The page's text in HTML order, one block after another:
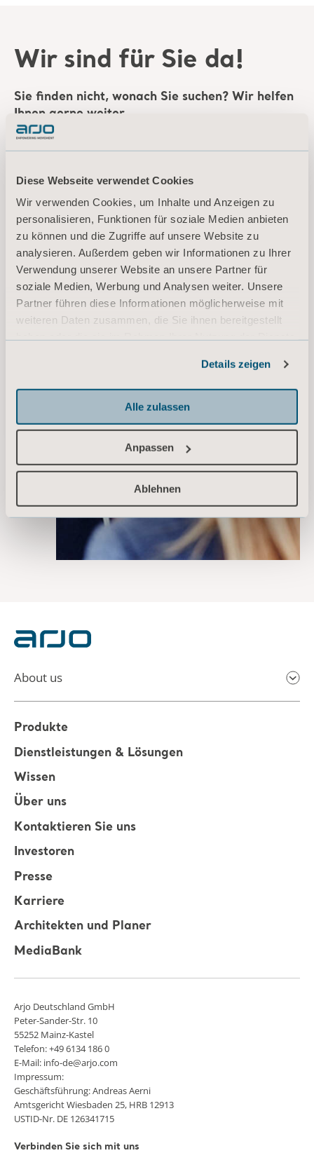
Diese Webseite verwendet Cookies
Wir verwenden Cookies, um Inhalte und Anzeigen zu
personalisieren, Funktionen für soziale Medien anbieten
zu können und die Zugriffe auf unsere Website zu
analysieren. Außerdem geben wir Informationen zu Ihrer
Verwendung unserer Website an unsere Partner für
soziale Medien, Werbung und Analysen weiter. Unsere
Partner führen diese Informationen möglicherweise mit
weiteren Daten zusammen, die Sie ihnen bereitgestellt
Details zeigen
Alle zulassen
Anpassen
Ablehnen
Wir sind für Sie da!
Sie finden nicht, wonach Sie suchen? Wir helfen
Ihnen gerne weiter.
Angebot einholen
Kontaktieren Sie
einem Arjo-
Experten in
Verbindung
About us
Produkte
Dienstleistungen & Lösungen
Wissen
Über uns
Kontaktieren Sie uns
Investoren
Presse
Karriere
Architekten und Planer
MediaBank
Arjo Deutschland GmbH
Peter-Sander-Str. 10
55252 Mainz-Kastel
Telefon: +49 6134 186 0
E-Mail: info-de@arjo.com
Impressum:
Geschäftsführung: Andreas Aerni
Amtsgericht Wiesbaden 25, HRB 12913
USTID-Nr. DE 126341715
Verbinden Sie sich mit uns